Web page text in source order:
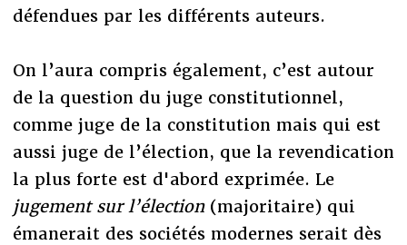
défendues par les différents auteurs.
On l’aura compris également, c’est autour
de la question du juge constitutionnel,
comme juge de la constitution mais qui est
aussi juge de l’élection, que la revendication
la plus forte est d'abord exprimée. Le
jugement sur l’élection(majoritaire) qui
émanerait des sociétés modernes serait dès